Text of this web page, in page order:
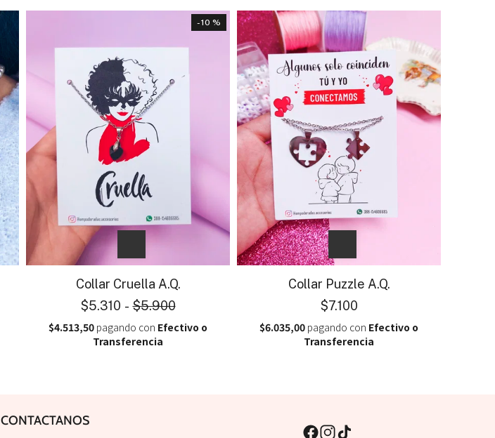
- 10 %
Collar Cruella A.Q.
$5.310 - $5.900
$4.513,50 pagando con Efectivo o
Transferencia
Collar Puzzle A.Q.
$7.100
$6.035,00 pagando con Efectivo o
Transferencia
CONTACTANOS